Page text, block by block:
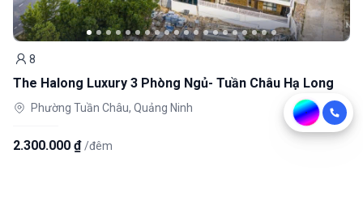
Khách
8
The Halong Luxury 3 Phòng Ngủ- Tuần Châu Hạ Long
Phường Tuần Châu, Quảng Ninh
2.300.000 ₫ /đêm